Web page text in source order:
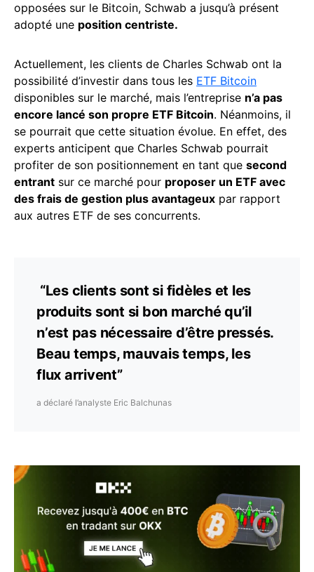
opposées sur le Bitcoin, Schwab a jusqu’à présent
adopté une position centriste.
Actuellement, les clients de Charles Schwab ont la
possibilité d’investir dans tous les ETF Bitcoin
disponibles sur le marché, mais l’entreprise n’a pas
encore lancé son propre ETF Bitcoin. Néanmoins, il
se pourrait que cette situation évolue. En effet, des
experts anticipent que Charles Schwab pourrait
profiter de son positionnement en tant que second
entrant sur ce marché pour proposer un ETF avec
des frais de gestion plus avantageux par rapport
aux autres ETF de ses concurrents.
“Les clients sont si fidèles et les
produits sont si bon marché qu’il
n’est pas nécessaire d’être pressés.
Beau temps, mauvais temps, les
flux arrivent”
a déclaré l’analyste Eric Balchunas